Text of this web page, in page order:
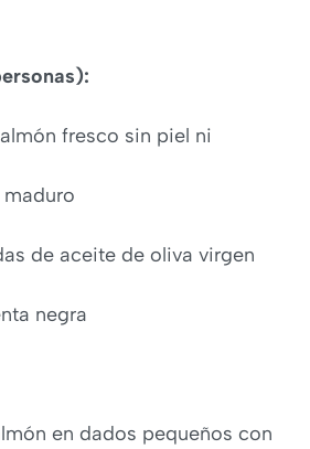
fresco sin piel ni
maduro
de aceite de oliva virgen
negra
en dados pequeños con